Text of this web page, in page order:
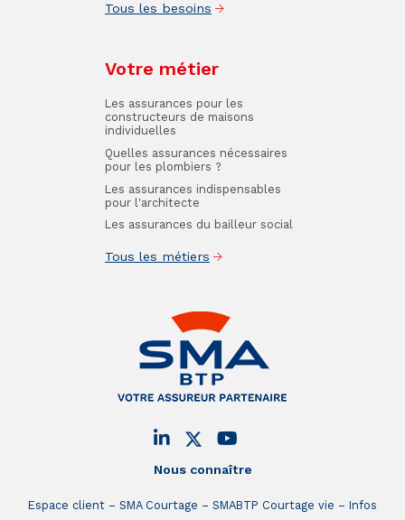
Nous connaître
Espace client SMA Courtage SMABTP Courtage vie Infos
Tous les besoins
Votre métier
Les assurances pour les
constructeurs de maisons
individuelles
Quelles assurances nécessaires
pour les plombiers ?
Les assurances indispensables
pour l'architecte
Les assurances du bailleur social
Tous les métiers